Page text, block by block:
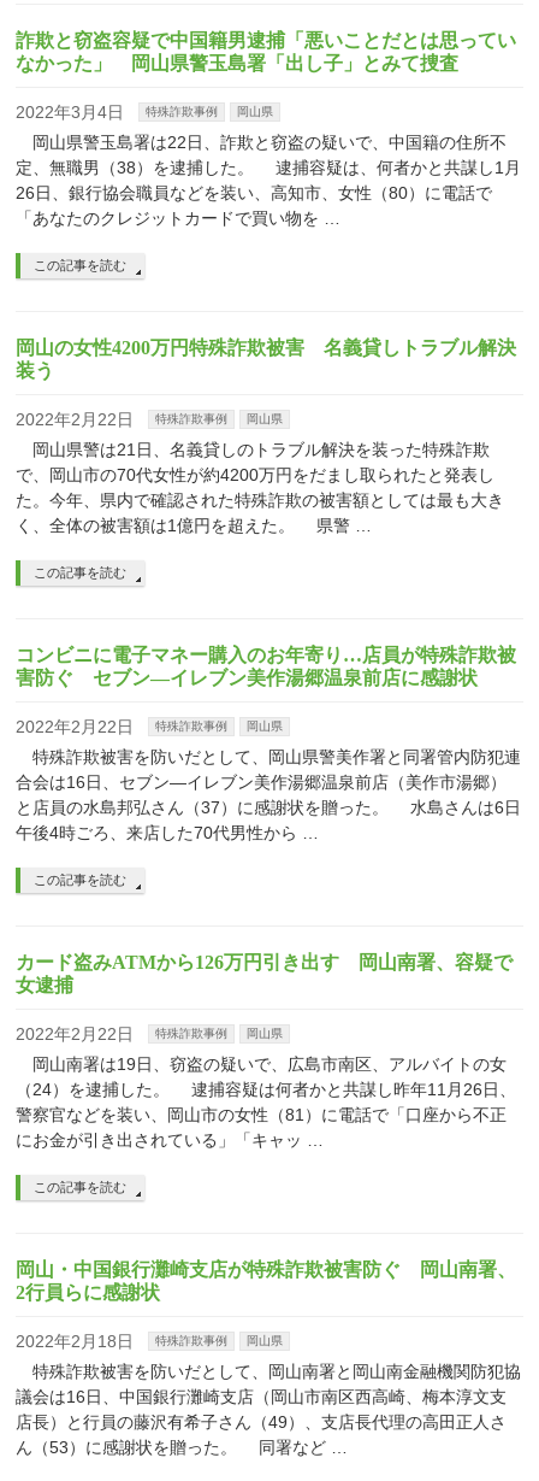
詐欺と窃盗容疑で中国籍男逮捕「悪いことだとは思ってい
なかった」 岡山県警玉島署「出し子」とみて捜査
2022年3月4日 特殊詐欺事例 岡山県
岡山県警玉島署は22日、詐欺と窃盗の疑いで、中国籍の住所不
定、無職男（38）を逮捕した。 逮捕容疑は、何者かと共謀し1月
26日、銀行協会職員などを装い、高知市、女性（80）に電話で
「あなたのクレジットカードで買い物を …
この記事を読む
岡山の女性4200万円特殊詐欺被害 名義貸しトラブル解決
装う
2022年2月22日 特殊詐欺事例 岡山県
岡山県警は21日、名義貸しのトラブル解決を装った特殊詐欺
で、岡山市の70代女性が約4200万円をだまし取られたと発表し
た。今年、県内で確認された特殊詐欺の被害額としては最も大き
く、全体の被害額は1億円を超えた。 県警 …
この記事を読む
コンビニに電子マネー購入のお年寄り…店員が特殊詐欺被
害防ぐ セブン―イレブン美作湯郷温泉前店に感謝状
2022年2月22日 特殊詐欺事例 岡山県
特殊詐欺被害を防いだとして、岡山県警美作署と同署管内防犯連
合会は16日、セブン―イレブン美作湯郷温泉前店（美作市湯郷）
と店員の水島邦弘さん（37）に感謝状を贈った。 水島さんは6日
午後4時ごろ、来店した70代男性から …
この記事を読む
カード盗みATMから126万円引き出す 岡山南署、容疑で
女逮捕
2022年2月22日 特殊詐欺事例 岡山県
岡山南署は19日、窃盗の疑いで、広島市南区、アルバイトの女
（24）を逮捕した。 逮捕容疑は何者かと共謀し昨年11月26日、
警察官などを装い、岡山市の女性（81）に電話で「口座から不正
にお金が引き出されている」「キャッ …
この記事を読む
岡山・中国銀行灘崎支店が特殊詐欺被害防ぐ 岡山南署、
2行員らに感謝状
2022年2月18日 特殊詐欺事例 岡山県
特殊詐欺被害を防いだとして、岡山南署と岡山南金融機関防犯協
議会は16日、中国銀行灘崎支店（岡山市南区西高崎、梅本淳文支
店長）と行員の藤沢有希子さん（49）、支店長代理の高田正人さ
ん（53）に感謝状を贈った。 同署など …